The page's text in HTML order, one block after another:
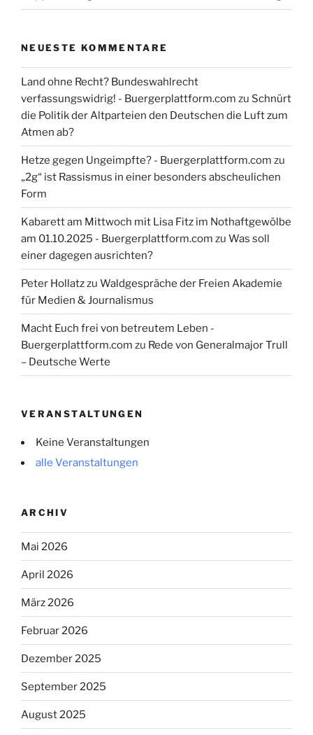
NEUESTE KOMMENTARE
Land ohne Recht? Bundeswahlrecht
verfassungswidrig! - Buergerplattform.com zu Schnürt
die Politik der Altparteien den Deutschen die Luft zum
Atmen ab?
Hetze gegen Ungeimpfte? - Buergerplattform.com zu
„2g“ ist Rassismus in einer besonders abscheulichen
Form
Kabarett am Mittwoch mit Lisa Fitz im Nothaftgewölbe
am 01.10.2025 - Buergerplattform.com zu Was soll
einer dagegen ausrichten?
Peter Hollatzzu Waldgespräche der Freien Akademie
für Medien & Journalismus
Macht Euch frei von betreutem Leben -
Buergerplattform.com zu Rede von Generalmajor Trull
– Deutsche Werte
VERANSTALTUNGEN
Keine Veranstaltungen
alle Veranstaltungen
ARCHIV
Mai 2026
April 2026
März 2026
Februar 2026
Dezember 2025
September 2025
August 2025